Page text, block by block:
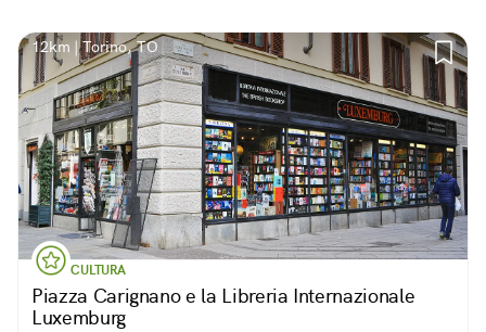
12km | Torino, TO
CULTURA
Piazza Carignano e la Libreria Internazionale
Luxemburg